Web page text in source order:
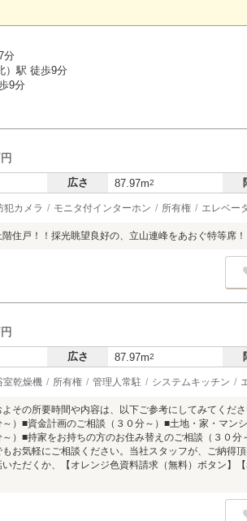
分
）駅 徒歩9分
9分
広さ 87.97m2
犯カメラ モニタ付インターホン 所有権 エレベー
階住戸！！採光眺望良好の、立山連峰をあおぐ特等席
広さ 87.97m2
室乾燥機 所有権 管理人常駐 システムキッチン
よその所要時間や内容は、以下ご参考にしてみてくだ
～）■資金計画のご相談（３０分～）■土地・家・マン
～）■持家をお持ちの方のお住み替えのご相談（３０
もお気軽にご相談ください。当社スタッフが、ご納得
いただくか、【オレンジ色資料請求（無料）ボタン】